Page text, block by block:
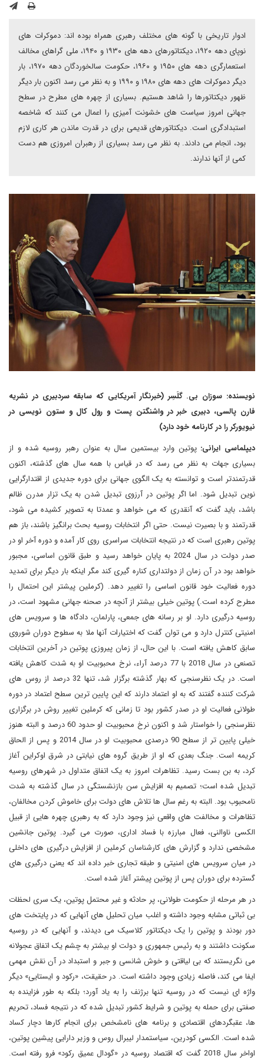
ادوار تاریخی با گونه های مختلف رهبری همراه بوده اند: دموکرات های
نوپای دهه ۱۹۲۰، دیکتاتورهای دهه های ۱۹۳۰ و ۱۹۴۰، ملی گراهای مخالف
استعمارگری دهه های ۱۹۵۰ و ۱۹۶۰، حکومت سالخوردگان دهه ۱۹۷۰، بار
دیگر دموکرات های دهه های ۱۹۸۰ و ۱۹۹۰ و به نظر می رسد اکنون بار دیگر
ظهور دیکتاتورها را شاهد هستیم. بسیاری از چهره های مطرح در سطح
جهانی امروز سیاست های خشونت آمیزی را اعمال می کنند که شاخصه
استبدادگری است. دیکتاتورهای قدیمی برای در قدرت ماندن هر کاری لازم
بود، انجام می دادند. به نظر می رسد بسیاری از رهبران امروزی هم دست
کمی از آنها ندارند.
نویسنده: سوزان بی. گلَسِر (خبرنگار آمریکایی که سابقه سردبیری در نشریه
فارن پالسی، دبیری خبر در واشنگتن پست و رول کال و ستون نویسی در
نیویورکر را در کارنامه خود دارد)
دیپلماسی ایرانی:پوتین وارد بیستمین سال به عنوان رهبر روسیه شده و از
بسیاری جهات به نظر می رسد که در قیاس با همه سال های گذشته، اکنون
قدرتمندتر است و توانسته به یک الگوی جهانی برای دوره جدیدی از اقتدارگرایی
نوین تبدیل شود. اما اگر پوتین در آرزوی تبدیل شدن به یک تزار مدرن ظالم
باشد، باید گفت که آنقدری که می خواهد و عمدتا به تصویر کشیده می شود،
قدرتمند و با بصیرت نیست. حتی اگر انتخابات روسیه بحث برانگیز باشند، باز هم
پوتین رهبری است که در نتیجه انتخابات سراسری روی کار آمده و دوره آخر او در
صدر دولت در سال 2024 به پایان خواهد رسید و طبق قانون اساسی، مجبور
خواهد بود در آن زمان از دولتداری کناره گیری کند مگر اینکه بار دیگر برای تمدید
دوره فعالیت خود قانون اساسی را تغییر دهد. (کرملین پیشتر این احتمال را
مطرح کرده است.) پوتین خیلی بیشتر از آنچه در صحنه جهانی مشهود است، در
روسیه درگیری دارد. او بر رسانه های جمعی، پارلمان، دادگاه ها و سرویس های
امنیتی کنترل دارد و می توان گفت که اختیارات آنها ملا به سطوح دوران شوروی
سابق کاهش یافته است. با این حال، از زمان پیروزی پوتین در آخرین انتخابات
تصنعی در سال 2018 با 77 درصد آراء، نرخ محبوبیت او به شدت کاهش یافته
است. در یک نظرسنجی که بهار گذشته برگزار شد، تنها 32 درصد از روس های
شرکت کننده گفتند که به او اعتماد دارند که این پایین ترین سطح اعتماد در دوره
طولانی فعالیت او در صدر کشور بود تا زمانی که کرملین تغییر روش در برگزاری
نظرسنجی را خواستار شد و اکنون نرخ محبوبیت او حدود 60 درصد و البته هنوز
خیلی پایین تر از سطح 90 درصدی محبوبیت او در سال 2014 و پس از الحاق
کریمه است. جنگ بعدی که او از طریق گروه های نیابتی در شرق اوکراین آغاز
کرد، به بن بست رسید. تظاهرات امروز به یک اتفاق متداول در شهرهای روسیه
تبدیل شده است؛ تصمیم به افزایش سن بازنشستگی در سال گذشته به شدت
نامحبوب بود. البته به رغم سال ها تلاش های دولت برای خاموش کردن مخالفان،
تظاهرات و مخالفت های واقعی نیز وجود دارد که به رهبری چهره هایی از قبیل
الکسی ناوالنی، فعال مبارزه با فساد اداری، صورت می گیرد. پوتین جانشین
مشخصی ندارد و گزارش های کارشناسان کرملین از افزایش درگیری های داخلی
در میان سرویس های امنیتی و طبقه تجاری خبر داده اند که یعنی درگیری های
گسترده برای دوران پس از پوتین پیشتر آغاز شده است.
در هر مرحله از حکومت طولانی، پر حادثه و غیر محتمل پوتین، یک سری لحظات
بی ثباتی مشابه وجود داشته و اغلب میان تحلیل های آنهایی که در پایتخت های
دور بودند و پوتین را یک دیکتاتور کلاسیک می دیدند، و آنهایی که در روسیه
سکونت داشتند و به رئیس جمهوری و دولت او بیشتر به چشم یک اتفاق عجولانه
می نگریستند که بی لیاقتی و خوش شانسی و جبر و استبداد در آن نقش مهمی
ایفا می کند، فاصله زیادی وجود داشته است. در حقیقت، «رکود و ایستایی» دیگر
واژه ای نیست که در روسیه تنها برژنف را به یاد آورد؛ بلکه به طور فزاینده به
صفتی برای حمله به پوتین و شرایط کشور تبدیل شده که در نتیجه فساد، تحریم
ها، عقبگردهای اقتصادی و برنامه های نامشخص برای انجام کارها دچار کساد
شده است. الکسی کودرین، سیاستمدار لیبرال روس و وزیر دارایی پیشین پوتین،
اواخر سال 2018 گفت که اقتصاد روسیه در «گودال عمیق رکود» فرو رفته است.